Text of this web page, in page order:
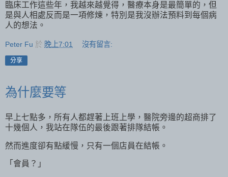
臨床工作這些年，我越來越覺得，醫療本身是最簡單的，但
是與人相處反而是一項修煉，特別是我沒辦法預料到每個病
人的想法。
Peter Fu 於 晚上7:01 沒有留言:
分享
為什麼要等
早上七點多，所有人都趕著上班上學，醫院旁邊的超商排了
十幾個人，我站在隊伍的最後跟著排隊結帳。
然而進度卻有點緩慢，只有一個店員在結帳。
「會員？」